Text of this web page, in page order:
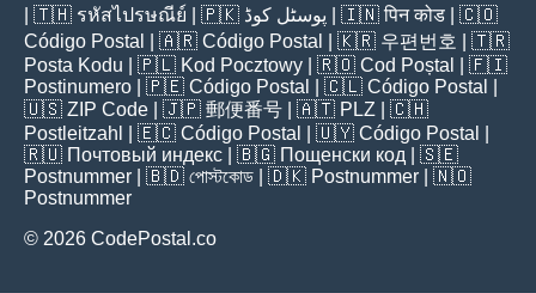
| 🇹🇭 รหัสไปรษณีย์ | 🇵🇰 پوسٹل کوڈ | 🇮🇳पिन कोड | 🇨🇴
Código Postal
| 🇦🇷 Código Postal | 🇰🇷 우편번호
| 🇹🇷
Posta Kodu | 🇵🇱 Kod Pocztowy | 🇷🇴 Cod Poștal
| 🇫🇮
Postinumero | 🇵🇪 Código Postal | 🇨🇱 Código Postal
🇺🇸 ZIP Code | 🇯🇵 郵便番号 | 🇦🇹 PLZ | 🇨🇭
Postleitzahl
| 🇪🇨 Código Postal | 🇺🇾 Código Postal
🇷🇺 Почтовый индекс | 🇧🇬 Пощенски код | 🇸🇪
Postnummer | 🇧🇩 পোস্টকোড | 🇩🇰 Postnummer | 🇳🇴
Postnummer
© 2026 CodePostal.co